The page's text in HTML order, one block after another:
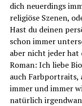
dich neuerdings
religiöse Szenen,
Hast du deinen
schon immer
aber nicht jeder hat
Roman: Ich liebe
auch Farbportraits,
immer und immer
natürlich